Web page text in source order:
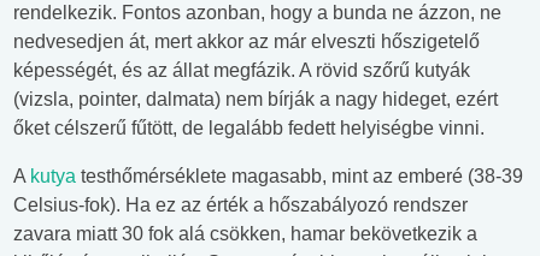
rendelkezik. Fontos azonban, hogy a bunda ne ázzon, ne
nedvesedjen át, mert akkor az már elveszti hőszigetelő
képességét, és az állat megfázik. A rövid szőrű kutyák
(vizsla, pointer, dalmata) nem bírják a nagy hideget, ezért
őket célszerű fűtött, de legalább fedett helyiségbe vinni.
A kutya testhőmérséklete magasabb, mint az emberé (38-39
Celsius-fok). Ha ez az érték a hőszabályozó rendszer
zavara miatt 30 fok alá csökken, hamar bekövetkezik a